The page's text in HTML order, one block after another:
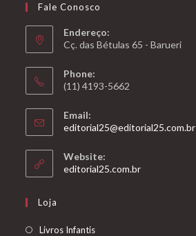
Fale Conosco
Endereço:
Cç. das Bétulas 65 - Barueri
Phone:
(11) 4193-5662
Email:
editorial25@editorial25.com.br
Website:
editorial25.com.br
Loja
Livros Infantis